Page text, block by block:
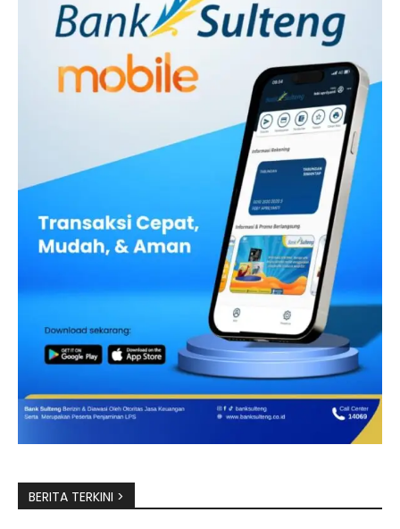
BERITA TERKINI >